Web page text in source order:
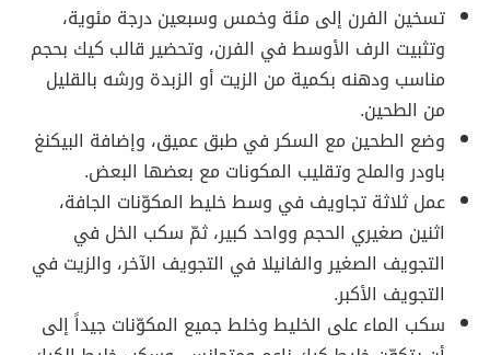
تسخين الفرن إلى مئة وخمس وسبعين درجة مئوية،
وتثبيت الرف الأوسط في الفرن، وتحضير قالب كيك بحجم
مناسب ودهنه بكمية من الزيت أو الزبدة ورشه بالقليل
من الطحين.
وضع الطحين مع السكر في طبق عميق، وإضافة البيكنغ
باودر والملح وتقليب المكونات مع بعضها البعض.
عمل ثلاثة تجاويف في وسط خليط المكوّنات الجافة،
اثنين صغيري الحجم وواحد كبير، ثمّ سكب الخل في
التجويف الصغير والفانيلا في التجويف الآخر، والزيت في
التجويف الأكبر.
سكب الماء على الخليط وخلط جميع المكوّنات جيداً إلى